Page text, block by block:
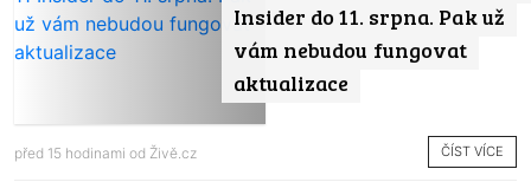
Insider do 11. srpna. Pak už
vám nebudou fungovat
aktualizace
před 15 hodinami od Živě.cz ČÍST VÍCE